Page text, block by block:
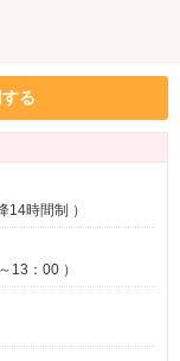
る
14時間制 ）
13：00 ）